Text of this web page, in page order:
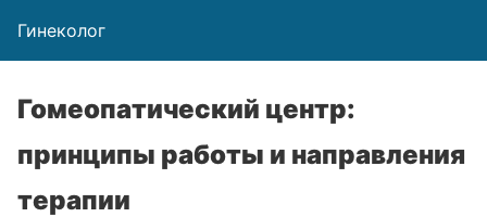
Гинеколог
Гомеопатический центр:
принципы работы и направления
терапии